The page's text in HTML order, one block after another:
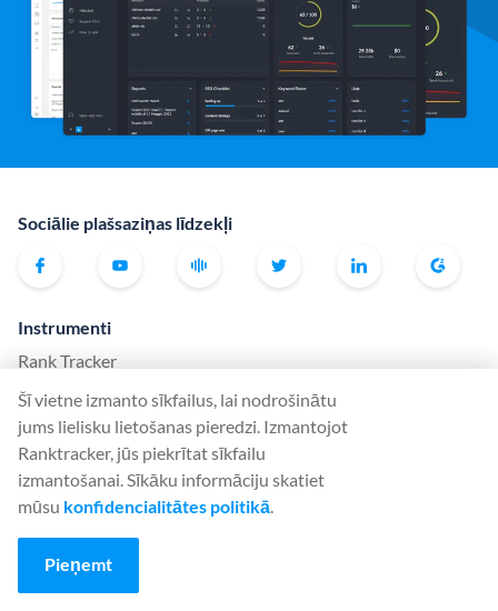
Sociālie plašsaziņas līdzekļi
Instrumenti
Rank Tracker
Keyword Finder
SERP Checker
Web Audit
Backlink Checker
Backlink Monitor
SEO kontrolsaraksts
Šī vietne izmanto sīkfailus, lai nodrošinātu
jums lielisku lietošanas pieredzi. Izmantojot
Ranktracker, jūs piekrītat sīkfailu
izmantošanai. Sīkāku informāciju skatiet
mūsu konfidencialitātes politikā.
Pieņemt